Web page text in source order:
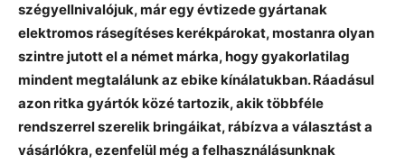
szégyellnivalójuk, már egy évtizede gyártanak
elektromos rásegítéses kerékpárokat, mostanra olyan
szintre jutott el a német márka, hogy gyakorlatilag
mindent megtalálunk az ebike kínálatukban. Ráadásul
azon ritka gyártók közé tartozik, akik többféle
rendszerrel szerelik bringáikat, rábízva a választást a
vásárlókra, ezenfelül még a felhasználásunknak